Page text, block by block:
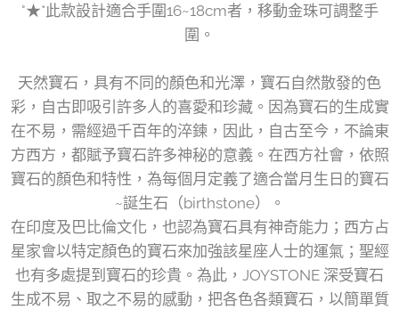
°★*此款設計適合手圍16~18cm者，移動金珠可調整手
圍。
天然寶石，具有不同的顏色和光澤，寶石自然散發的色
彩，自古即吸引許多人的喜愛和珍藏。因為寶石的生成實
在不易，需經過千百年的淬鍊，因此，自古至今，不論東
方西方，都賦予寶石許多神秘的意義。在西方社會，依照
寶石的顏色和特性，為每個月定義了適合當月生日的寶石
~誕生石（birthstone）。
在印度及巴比倫文化，也認為寶石具有神奇能力；西方占
星家會以特定顏色的寶石來加強該星座人士的運氣；聖經
也有多處提到寶石的珍貴。為此，JOYSTONE 深受寶石
生成不易、取之不易的感動，把各色各類寶石，以簡單質